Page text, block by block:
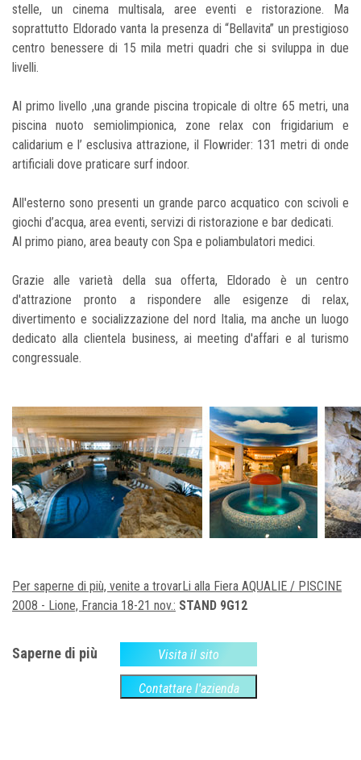
stelle, un cinema multisala, aree eventi e ristorazione. Ma
soprattutto Eldorado vanta la presenza di “Bellavita” un prestigioso
centro benessere di 15 mila metri quadri che si sviluppa in due
livelli.
Al primo livello ,una grande piscina tropicale di oltre 65 metri, una
piscina nuoto semiolimpionica, zone relax con frigidarium e
calidarium e l’ esclusiva attrazione, il Flowrider: 131 metri di onde
artificiali dove praticare surf indoor.
All'esterno sono presenti un grande parco acquatico con scivoli e
giochi d’acqua, area eventi, servizi di ristorazione e bar dedicati.
Al primo piano, area beauty con Spa e poliambulatori medici.
Grazie alle varietà della sua offerta, Eldorado è un centro
d'attrazione pronto a rispondere alle esigenze di relax,
divertimento e socializzazione del nord Italia, ma anche un luogo
dedicato alla clientela business, ai meeting d'affari e al turismo
congressuale.
Per saperne di più, venite a trovarLi alla Fiera AQUALIE / PISCINE
2008 - Lione, Francia 18-21 nov.: STAND 9G12
Saperne di più Visita il sito
Contattare l'azienda